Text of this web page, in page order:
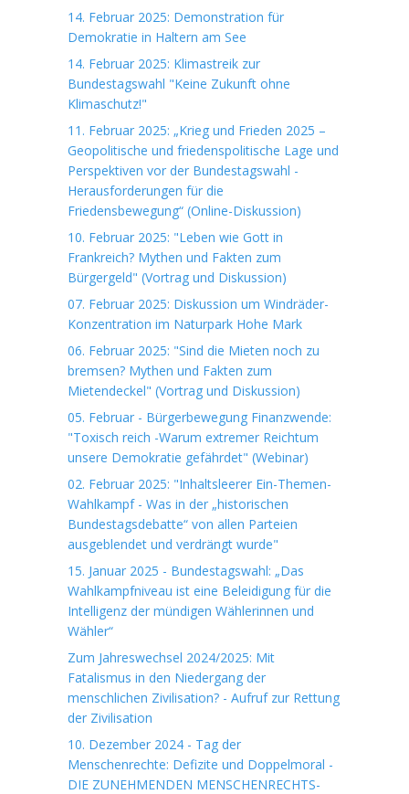
14. Februar 2025: Demonstration für
Demokratie in Haltern am See
14. Februar 2025: Klimastreik zur
Bundestagswahl "Keine Zukunft ohne
Klimaschutz!"
11. Februar 2025: „Krieg und Frieden 2025 –
Geopolitische und friedenspolitische Lage und
Perspektiven vor der Bundestagswahl -
Herausforderungen für die
Friedensbewegung“ (Online-Diskussion)
10. Februar 2025: "Leben wie Gott in
Frankreich? Mythen und Fakten zum
Bürgergeld" (Vortrag und Diskussion)
07. Februar 2025: Diskussion um Windräder-
Konzentration im Naturpark Hohe Mark
06. Februar 2025: "Sind die Mieten noch zu
bremsen? Mythen und Fakten zum
Mietendeckel" (Vortrag und Diskussion)
05. Februar - Bürgerbewegung Finanzwende:
"Toxisch reich -Warum extremer Reichtum
unsere Demokratie gefährdet" (Webinar)
02. Februar 2025: "Inhaltsleerer Ein-Themen-
Wahlkampf - Was in der „historischen
Bundestagsdebatte“ von allen Parteien
ausgeblendet und verdrängt wurde"
15. Januar 2025 - Bundestagswahl: „Das
Wahlkampfniveau ist eine Beleidigung für die
Intelligenz der mündigen Wählerinnen und
Wähler“
Zum Jahreswechsel 2024/2025: Mit
Fatalismus in den Niedergang der
menschlichen Zivilisation? - Aufruf zur Rettung
der Zivilisation
10. Dezember 2024 - Tag der
Menschenrechte: Defizite und Doppelmoral -
DIE ZUNEHMENDEN MENSCHENRECHTS-